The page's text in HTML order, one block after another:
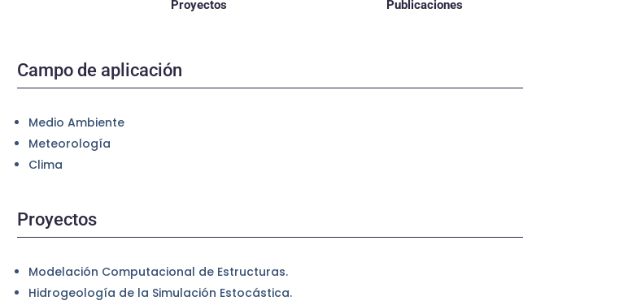
Proyectos Publicaciones
Campo de aplicación
Medio Ambiente
Meteorología
Clima
Proyectos
Modelación Computacional de Estructuras.
Hidrogeología de la Simulación Estocástica.